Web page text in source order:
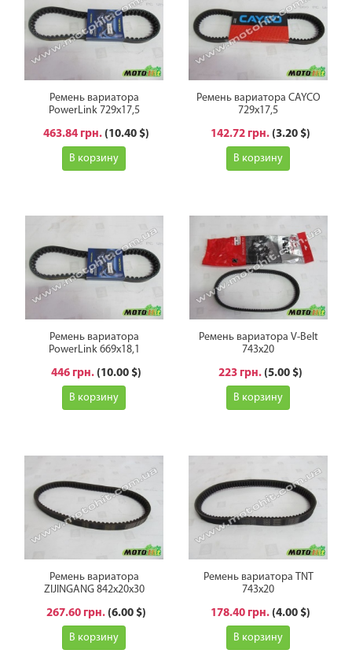
Ремень вариатора
PowerLink 729x17,5
463.84 грн. (10.40 $)
В корзину
Ремень вариатора CAYCO
729х17,5
142.72 грн. (3.20 $)
В корзину
Ремень вариатора
PowerLink 669x18,1
446 грн. (10.00 $)
В корзину
Ремень вариатора V-Belt
743x20
223 грн. (5.00 $)
В корзину
Ремень вариатора
ZIJINGANG 842x20x30
267.60 грн. (6.00 $)
В корзину
Ремень вариатора TNT
743x20
178.40 грн. (4.00 $)
В корзину